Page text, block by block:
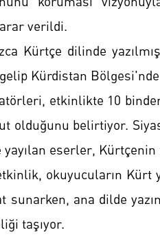
verildi.
Kürtçe dilinde
Kürdistan
etkinlikte 10
olduğunu belirtiyor.
yayılan eserler,
okuyucuların Kürt
sunarken, ana dilde
taşıyor.